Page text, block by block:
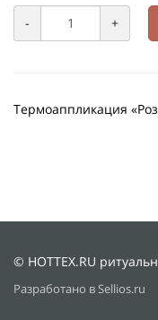
- +
Термоаппликация
© HOTTEX.RU
Разработано в Sellios.ru